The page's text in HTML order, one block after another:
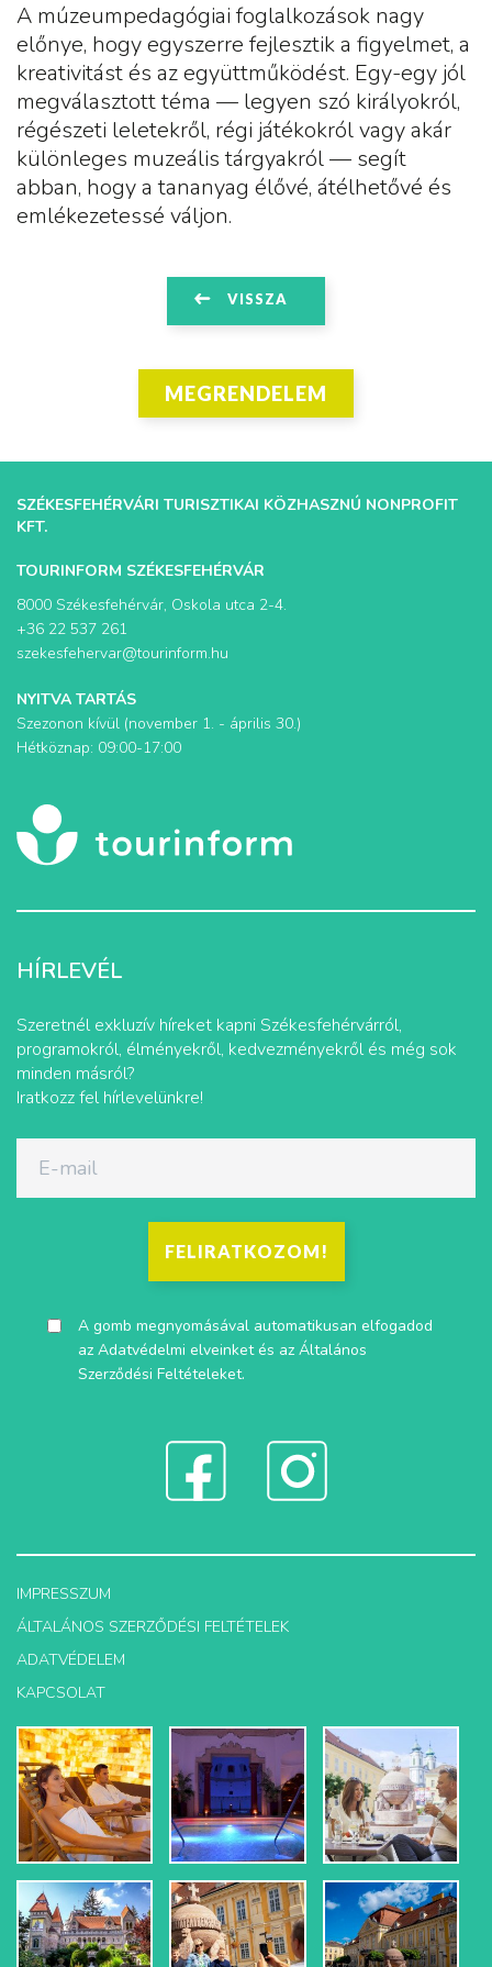
A múzeumpedagógiai foglalkozások nagy
előnye, hogy egyszerre fejlesztik a figyelmet, a
kreativitást és az együttműködést. Egy-egy jól
megválasztott téma — legyen szó királyokról,
régészeti leletekről, régi játékokról vagy akár
különleges muzeális tárgyakról — segít
abban, hogy a tananyag élővé, átélhetővé és
emlékezetessé váljon.
VISSZA
MEGRENDELEM
SZÉKESFEHÉRVÁRI TURISZTIKAI KÖZHASZNÚ NONPROFIT
KFT.
TOURINFORM SZÉKESFEHÉRVÁR
8000 Székesfehérvár, Oskola utca 2-4.
+36 22 537 261
szekesfehervar@tourinform.hu
NYITVA TARTÁS
Szezonon kívül (november 1. - április 30.)
Hétköznap: 09:00-17:00
HÍRLEVÉL
Szeretnél exkluzív híreket kapni Székesfehérvárról,
programokról, élményekről, kedvezményekről és még sok
minden másról?
Iratkozz fel hírlevelünkre!
FELIRATKOZOM!
A gomb megnyomásával automatikusan elfogadod
az Adatvédelmi elveinketés az Általános
Szerződési Feltételeket.
IMPRESSZUM
ÁLTALÁNOS SZERZŐDÉSI FELTÉTELEK
ADATVÉDELEM
KAPCSOLAT